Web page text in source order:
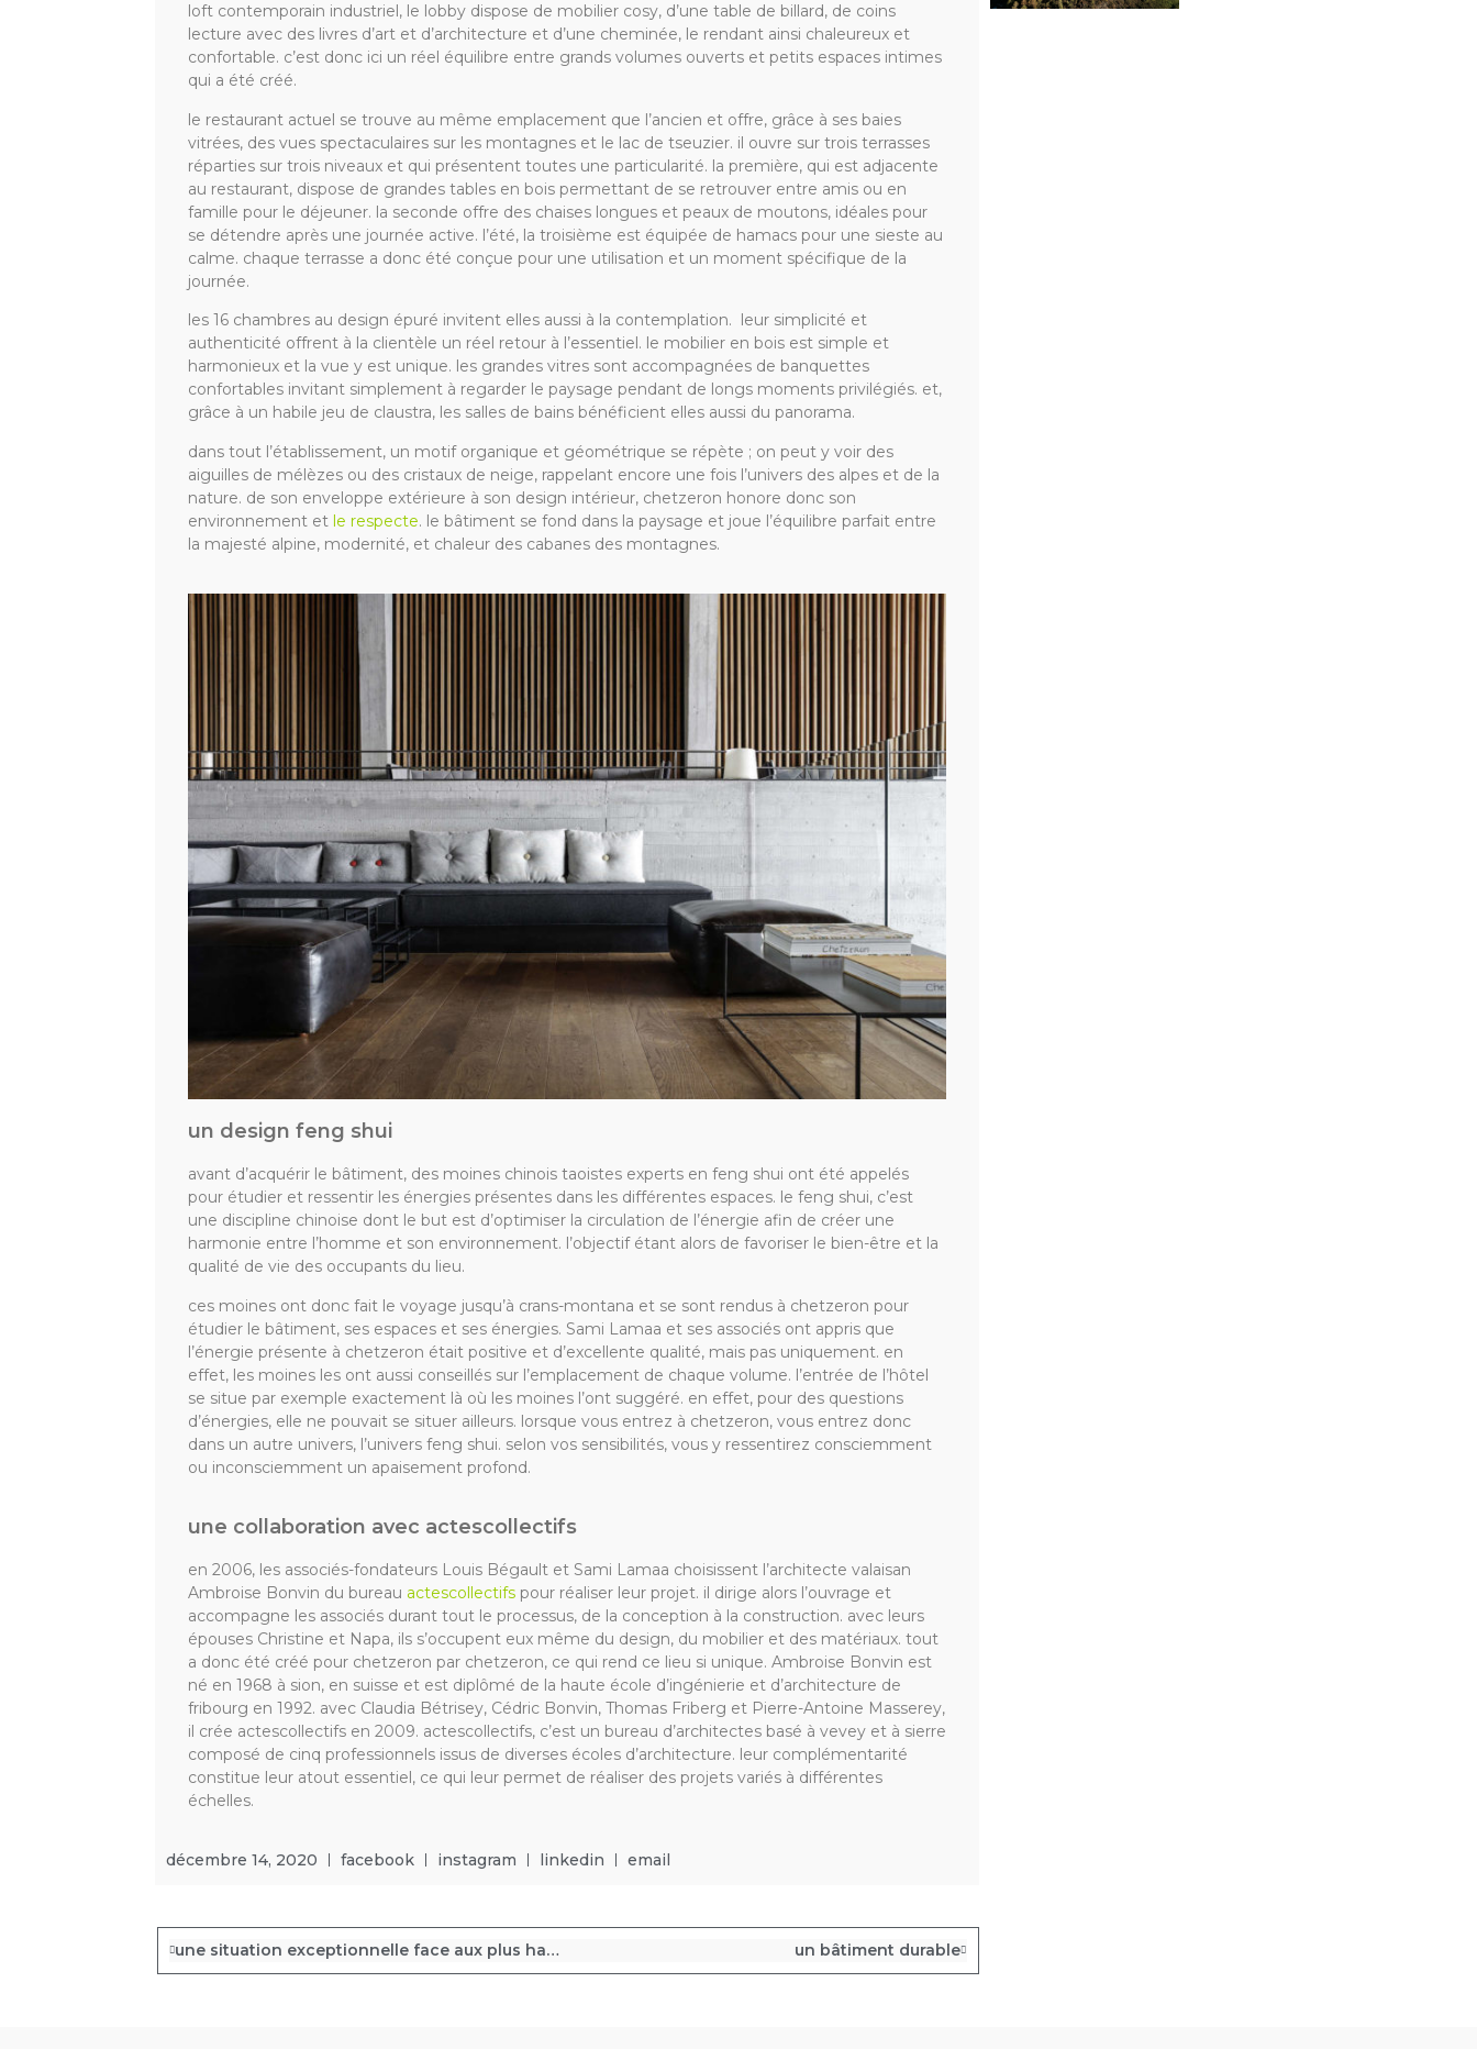
loft contemporain industriel, le lobby dispose de mobilier cosy, d’une table de billard, de coins
lecture avec des livres d’art et d’architecture et d’une cheminée, le rendant ainsi chaleureux et
confortable. c’est donc ici un réel équilibre entre grands volumes ouverts et petits espaces intimes
qui a été créé.
le restaurant actuel se trouve au même emplacement que l’ancien et offre, grâce à ses baies
vitrées, des vues spectaculaires sur les montagnes et le lac de tseuzier. il ouvre sur trois terrasses
réparties sur trois niveaux et qui présentent toutes une particularité. la première, qui est adjacente
au restaurant, dispose de grandes tables en bois permettant de se retrouver entre amis ou en
famille pour le déjeuner. la seconde offre des chaises longues et peaux de moutons, idéales pour
se détendre après une journée active. l’été, la troisième est équipée de hamacs pour une sieste au
calme. chaque terrasse a donc été conçue pour une utilisation et un moment spécifique de la
journée.
les 16 chambres au design épuré invitent elles aussi à la contemplation. leur simplicité et
authenticité offrent à la clientèle un réel retour à l’essentiel. le mobilier en bois est simple et
harmonieux et la vue y est unique. les grandes vitres sont accompagnées de banquettes
confortables invitant simplement à regarder le paysage pendant de longs moments privilégiés. et,
grâce à un habile jeu de claustra, les salles de bains bénéficient elles aussi du panorama.
dans tout l’établissement, un motif organique et géométrique se répète ; on peut y voir des
aiguilles de mélèzes ou des cristaux de neige, rappelant encore une fois l’univers des alpes et de la
nature. de son enveloppe extérieure à son design intérieur, chetzeron honore donc son
environnement et le respecte. le bâtiment se fond dans la paysage et joue l’équilibre parfait entre
la majesté alpine, modernité, et chaleur des cabanes des montagnes.
un design feng shui
avant d’acquérir le bâtiment, des moines chinois taoistes experts en feng shui ont été appelés
pour étudier et ressentir les énergies présentes dans les différentes espaces. le feng shui, c’est
une discipline chinoise dont le but est d’optimiser la circulation de l’énergie afin de créer une
harmonie entre l’homme et son environnement. l’objectif étant alors de favoriser le bien-être et la
qualité de vie des occupants du lieu.
ces moines ont donc fait le voyage jusqu’à crans-montana et se sont rendus à chetzeron pour
étudier le bâtiment, ses espaces et ses énergies. Sami Lamaa et ses associés ont appris que
l’énergie présente à chetzeron était positive et d’excellente qualité, mais pas uniquement. en
effet, les moines les ont aussi conseillés sur l’emplacement de chaque volume. l’entrée de l’hôtel
se situe par exemple exactement là où les moines l’ont suggéré. en effet, pour des questions
d’énergies, elle ne pouvait se situer ailleurs. lorsque vous entrez à chetzeron, vous entrez donc
dans un autre univers, l’univers feng shui. selon vos sensibilités, vous y ressentirez consciemment
ou inconsciemment un apaisement profond.
une collaboration avec actescollectifs
en 2006, les associés-fondateurs Louis Bégault et Sami Lamaa choisissent l’architecte valaisan
Ambroise Bonvin du bureau actescollectifspour réaliser leur projet. il dirige alors l’ouvrage et
accompagne les associés durant tout le processus, de la conception à la construction. avec leurs
épouses Christine et Napa, ils s’occupent eux même du design, du mobilier et des matériaux. tout
a donc été créé pour chetzeron par chetzeron, ce qui rend ce lieu si unique. Ambroise Bonvin est
né en 1968 à sion, en suisse et est diplômé de la haute école d’ingénierie et d’architecture de
fribourg en 1992. avec Claudia Bétrisey, Cédric Bonvin, Thomas Friberg et Pierre-Antoine Masserey,
il crée actescollectifs en 2009. actescollectifs, c’est un bureau d’architectes basé à vevey et à sierre
composé de cinq professionnels issus de diverses écoles d’architecture. leur complémentarité
constitue leur atout essentiel, ce qui leur permet de réaliser des projets variés à différentes
échelles.
décembre 14, 2020 facebook instagram linkedin email
une situation exceptionnelle face aux plus hauts sommets des alpes un bâtiment durable